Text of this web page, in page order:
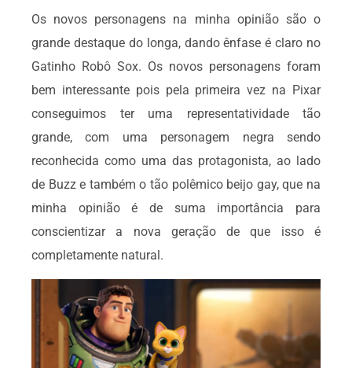
Os novos personagens na minha opinião são o
grande destaque do longa, dando ênfase é claro no
Gatinho Robô Sox. Os novos personagens foram
bem interessante pois pela primeira vez na Pixar
conseguimos ter uma representatividade tão
grande, com uma personagem negra sendo
reconhecida como uma das protagonista, ao lado
de Buzz e também o tão polêmico beijo gay, que na
minha opinião é de suma importância para
conscientizar a nova geração de que isso é
completamente natural.